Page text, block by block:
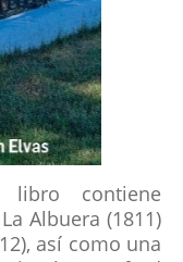
contiene
Albuera (1811)
así como una